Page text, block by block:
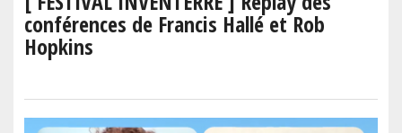
conférences de Francis Hallé et Rob
Hopkins